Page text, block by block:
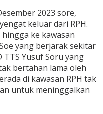
2023 sore,
keluar dari RPH.
ke kawasan
yang berjarak sekitar
TTS Yusuf Soru yang
bertahan lama oleh
di kawasan RPH tak
untuk meninggalkan